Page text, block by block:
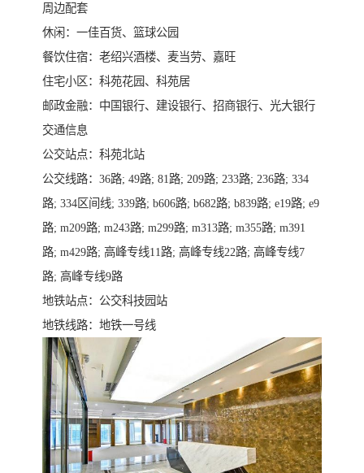
周边配套
休闲：一佳百货、篮球公园
餐饮住宿：老绍兴酒楼、麦当劳、嘉旺
住宅小区：科苑花园、科苑居
邮政金融：中国银行、建设银行、招商银行、光大银行
交通信息
公交站点：科苑北站
公交线路：36路; 49路; 81路; 209路; 233路; 236路; 334
路; 334区间线; 339路; b606路; b682路; b839路; e19路; e9
路; m209路; m243路; m299路; m313路; m355路; m391
路; m429路; 高峰专线11路; 高峰专线22路; 高峰专线7
路; 高峰专线9路
地铁站点：公交科技园站
地铁线路：地铁一号线